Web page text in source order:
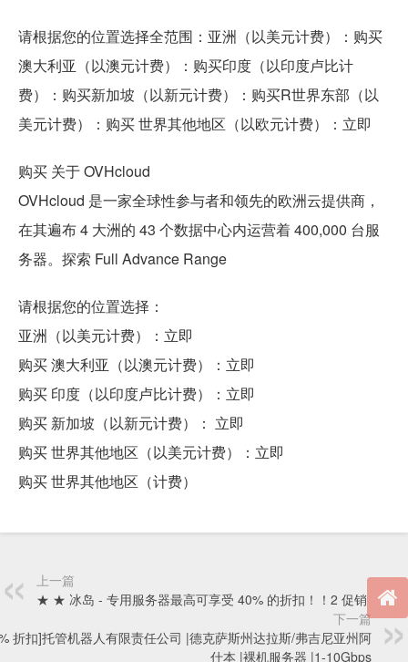
请根据您的位置选择全范围：亚洲（以美元计费）：购买
澳大利亚（以澳元计费）：购买印度（以印度卢比计
费）：购买新加坡（以新元计费）：购买R世界东部（以
美元计费）：购买 世界其他地区（以欧元计费）：立即
购买 关于 OVHcloud
OVHcloud 是一家全球性参与者和领先的欧洲云提供商，
在其遍布 4 大洲的 43 个数据中心内运营着 400,000 台服
务器。探索 Full Advance Range
请根据您的位置选择：
亚洲（以美元计费）：立即
购买 澳大利亚（以澳元计费）：立即
购买 印度（以印度卢比计费）：立即
购买 新加坡（以新元计费）： 立即
购买 世界其他地区（以美元计费）：立即
购买 世界其他地区（计费）
上一篇
★ ★ 冰岛 - 专用服务器最高可享受 40% 的折扣！！2 促销
下一篇
折扣]托管机器人有限责任公司 |德克萨斯州达拉斯/弗吉尼亚州阿
什本 |裸机服务器 |1-10Gbps